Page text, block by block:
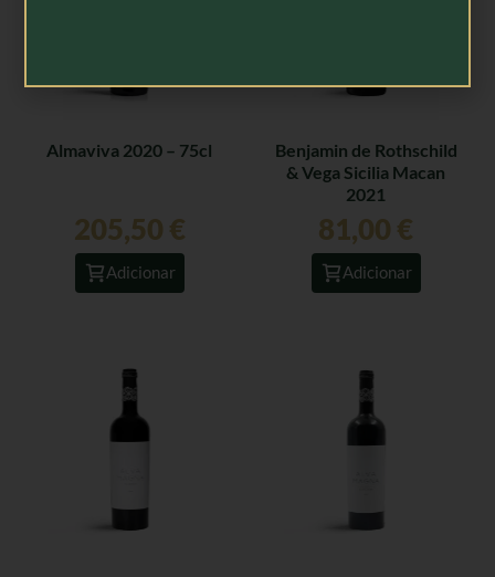
Almaviva 2020 – 75cl
205,50 €
Adicionar
Benjamin de Rothschild
& Vega Sicilia Macan
2021
81,00 €
Adicionar